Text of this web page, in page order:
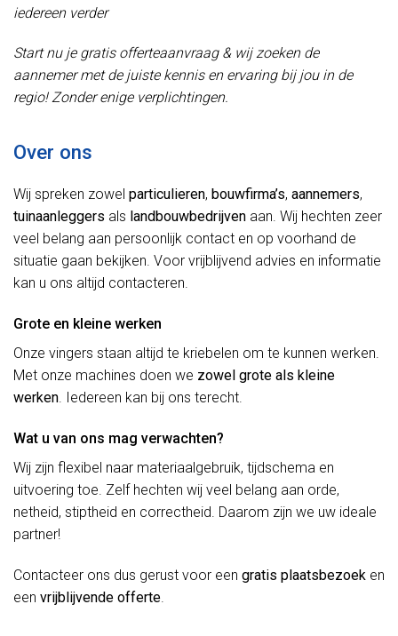
iedereen verder
Start nu je gratis offerteaanvraag & wij zoeken de
aannemer met de juiste kennis en ervaring bij jou in de
regio! Zonder enige verplichtingen.
Over ons
Wij spreken zowel particulieren, bouwfirma’s, aannemers,
tuinaanleggers als landbouwbedrijven aan. Wij hechten zeer
veel belang aan persoonlijk contact en op voorhand de
situatie gaan bekijken. Voor vrijblijvend advies en informatie
kan u ons altijd contacteren.
Grote en kleine werken
Onze vingers staan altijd te kriebelen om te kunnen werken.
Met onze machines doen we zowel grote als kleine
werken. Iedereen kan bij ons terecht.
Wat u van ons mag verwachten?
Wij zijn flexibel naar materiaalgebruik, tijdschema en
uitvoering toe. Zelf hechten wij veel belang aan orde,
netheid, stiptheid en correctheid. Daarom zijn we uw ideale
partner!
Contacteer ons dus gerust voor een gratis plaatsbezoek en
een vrijblijvende offerte